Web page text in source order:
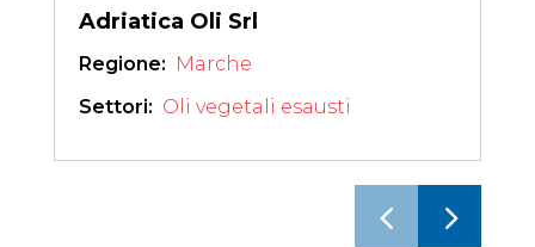
Adriatica Oli Srl
Regione: Marche
Settori: Oli vegetali esausti